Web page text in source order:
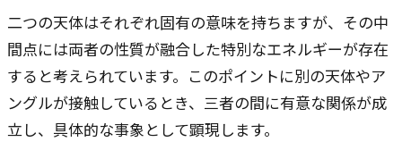
二つの天体はそれぞれ固有の意味を持ちますが、その中
間点には両者の性質が融合した特別なエネルギーが存在
すると考えられています。このポイントに別の天体やア
ングルが接触しているとき、三者の間に有意な関係が成
立し、具体的な事象として顕現します。